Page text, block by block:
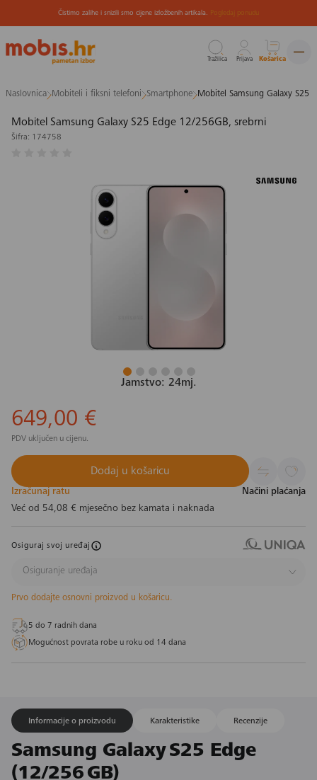
na
sadržaj
Čistimo zalihe i snizili smo cijene izložbenih artikala. Pogledaj ponudu
Tražilica Prijava Košarica
Naslovnica Mobiteli i fiksni telefoni Smartphone Mobitel Samsung Galaxy S25
Mobitel Samsung Galaxy S25 Edge 12/256GB, srebrni
Šifra: 174758
Jamstvo: 24mj.
649,00 €
PDV uključen u cijenu.
Dodaj u košaricu
Izračunaj ratu
Načini plaćanja
Već od 54,08 € mjesečno bez kamata i naknada
Osiguraj svoj uređaj
Osiguranje uređaja
Prvo dodajte osnovni proizvod u košaricu.
5 do 7 radnih dana
Mogućnost povrata robe u roku od 14 dana
Informacije o proizvodu Karakteristike Recenzije
Samsung Galaxy S25 Edge
(12/256 GB)